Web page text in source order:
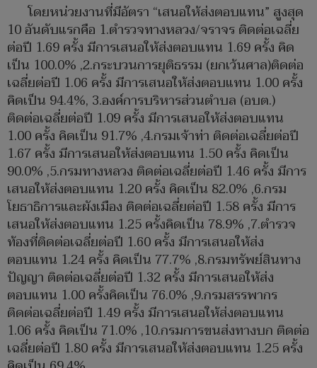
โดยหน่วยงานที่มีอัตรา “เสนอให้ส่งตอบแทน” สูงสุด
10 อันดับแรกคือ 1.ตำรวจทางหลวง/จราจร ติดต่อเฉลี่ย
ต่อปี 1.69 ครั้ง มีการเสนอให้ส่งตอบแทน 1.69 ครั้ง คิด
เป็น 100.0% ,2.กระบวนการยุติธรรม (ยกเว้นศาล)ติดต่อ
เฉลี่ยต่อปี 1.06 ครั้ง มีการเสนอให้ส่งตอบแทน 1.00 ครั้ง
คิดเป็น 94.4%, 3.องค์การบริหารส่วนตำบล (อบต.)
ติดต่อเฉลี่ยต่อปี 1.09 ครั้ง มีการเสนอให้ส่งตอบแทน
1.00 ครั้ง คิดเป็น 91.7% ,4.กรมเจ้าท่า ติดต่อเฉลี่ยต่อปี
1.67 ครั้ง มีการเสนอให้ส่งตอบแทน 1.50 ครั้ง คิดเป็น
90.0% ,5.กรมทางหลวง ติดต่อเฉลี่ยต่อปี 1.46 ครั้ง มีการ
เสนอให้ส่งตอบแทน 1.20 ครั้ง คิดเป็น 82.0% ,6.กรม
โยธาธิการและผังเมือง ติดต่อเฉลี่ยต่อปี 1.58 ครั้ง มีการ
เสนอให้ส่งตอบแทน 1.25 ครั้งคิดเป็น 78.9% ,7.ตำรวจ
ท้องที่ติดต่อเฉลี่ยต่อปี 1.60 ครั้ง มีการเสนอให้ส่ง
ตอบแทน 1.24 ครั้ง คิดเป็น 77.7% ,8.กรมทรัพย์สินทาง
ปัญญา ติดต่อเฉลี่ยต่อปี 1.32 ครั้ง มีการเสนอให้ส่ง
ตอบแทน 1.00 ครั้งคิดเป็น 76.0% ,9.กรมสรรพากร
ติดต่อเฉลี่ยต่อปี 1.49 ครั้ง มีการเสนอให้ส่งตอบแทน
1.06 ครั้ง คิดเป็น 71.0% ,10.กรมการขนส่งทางบก ติดต่อ
เฉลี่ยต่อปี 1.80 ครั้ง มีการเสนอให้ส่งตอบแทน 1.25 ครั้ง